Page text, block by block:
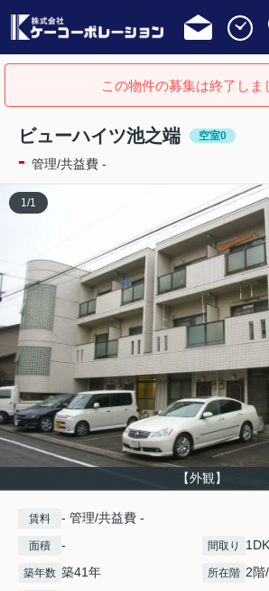
この物件の募集は終了しま
ビューハイツ池之端 空室0
- 管理/共益費 -
【外観】
1 /1
賃料 - 管理/共益費 -
面積 - 間取り 1DK
築年数 築41年 所在階 2階